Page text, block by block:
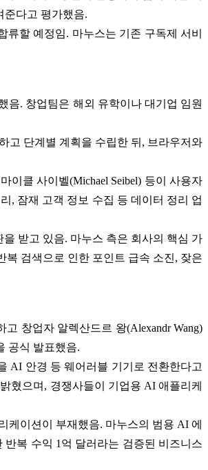
준다고 평가했음.
할 예정임. 마누스는 기존 구독제 서비
음. 창업팀은 해외 유학이나 대기업 임원
고 단계별 계획을 수립한 뒤, 브라우저와
이클 사이벨(Michael Seibel) 등이 사용자
, 잠재 고객 정보 수집 등 데이터 정리 업
받고 있음. 마누스 측은 회사의 핵심 가
검색으로 인한 포인트 급속 소진, 잦은
창업자 알렉산드르 왕(Alexandr Wang)
공식 발표했음.
AI 안경 등 웨어러블 기기로 전환한다고
혔으며, 경쟁사들이 기업용 AI 애플리케
케이션이 부재했음. 마누스의 범용 AI 에
복 수익 1억 달러라는 검증된 비즈니스